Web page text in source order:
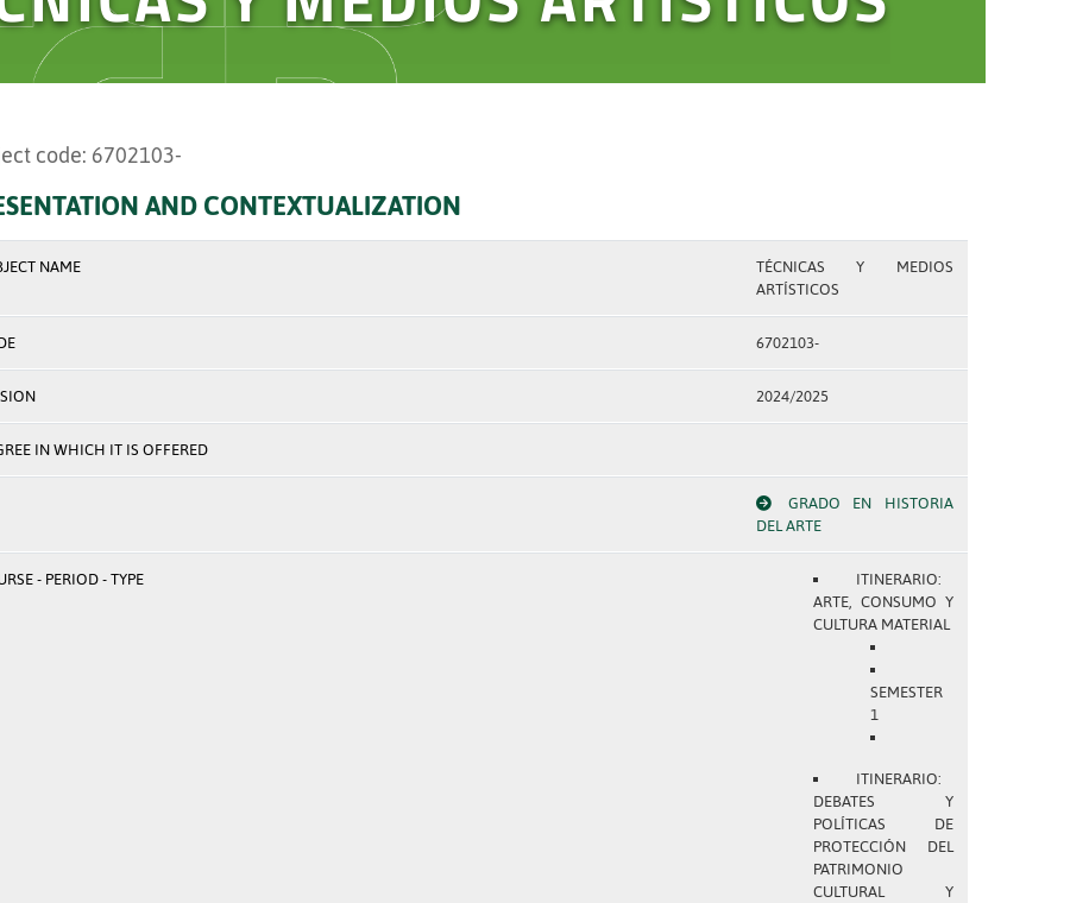
code: 6702103-
AND CONTEXTUALIZATION
NAME
TÉCNICAS Y MEDIOS
ARTÍSTICOS
6702103-
2024/2025
IN WHICH IT IS OFFERED
GRADO EN HISTORIA
DEL ARTE
- PERIOD - TYPE
ITINERARIO:
ARTE, CONSUMO Y
CULTURA MATERIAL
SEMESTER
1
ITINERARIO:
DEBATES Y
POLÍTICAS DE
PROTECCIÓN DEL
PATRIMONIO
CULTURAL Y